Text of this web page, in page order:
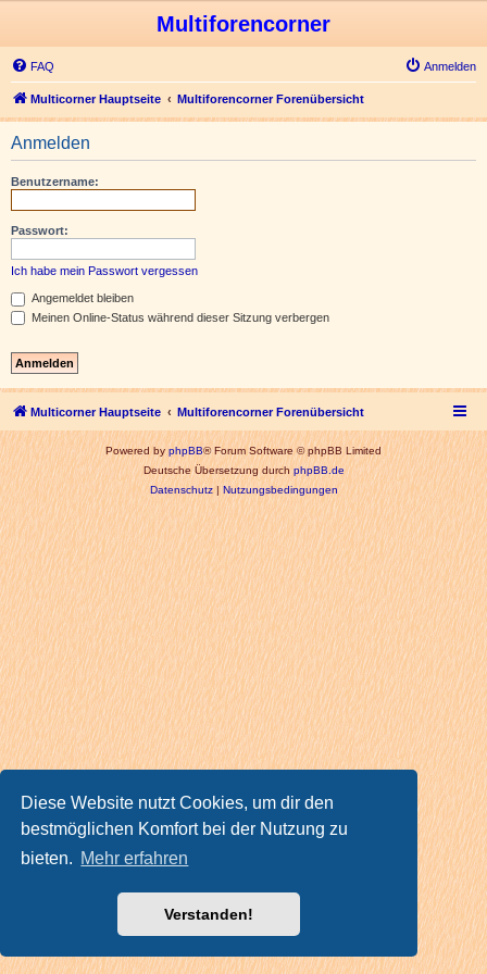
Diese Website nutzt Cookies, um dir den
bestmöglichen Komfort bei der Nutzung zu
bieten. Mehr erfahren
Verstanden!
Multiforencorner
FAQ Anmelden
Multicorner Hauptseite Multiforencorner Forenübersicht
Anmelden
Benutzername:
Passwort:
Ich habe mein Passwort vergessen
Angemeldet bleiben
Meinen Online-Status während dieser Sitzung verbergen
Multicorner Hauptseite Multiforencorner Forenübersicht
Powered byphpBB® Forum Software © phpBB Limited
Deutsche Übersetzung durchphpBB.de
Datenschutz| Nutzungsbedingungen